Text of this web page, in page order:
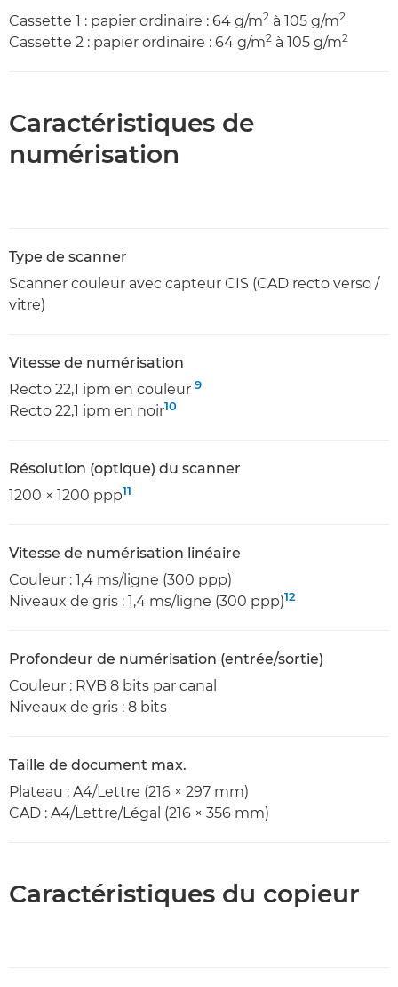
Cassette 1 : papier ordinaire : 64 g/m2 à 105 g/m2
Cassette 2 : papier ordinaire : 64 g/m2 à 105 g/m2
Caractéristiques de
numérisation
Type de scanner
Scanner couleur avec capteur CIS (CAD recto verso /
vitre)
Vitesse de numérisation
Recto 22,1 ipm en couleur 9
Recto 22,1 ipm en noir10
Résolution (optique) du scanner
1200 × 1200 ppp11
Vitesse de numérisation linéaire
Couleur : 1,4 ms/ligne (300 ppp)
Niveaux de gris : 1,4 ms/ligne (300 ppp)12
Profondeur de numérisation (entrée/sortie)
Couleur : RVB 8 bits par canal
Niveaux de gris : 8 bits
Taille de document max.
Plateau : A4/Lettre (216 × 297 mm)
CAD : A4/Lettre/Légal (216 × 356 mm)
Caractéristiques du copieur